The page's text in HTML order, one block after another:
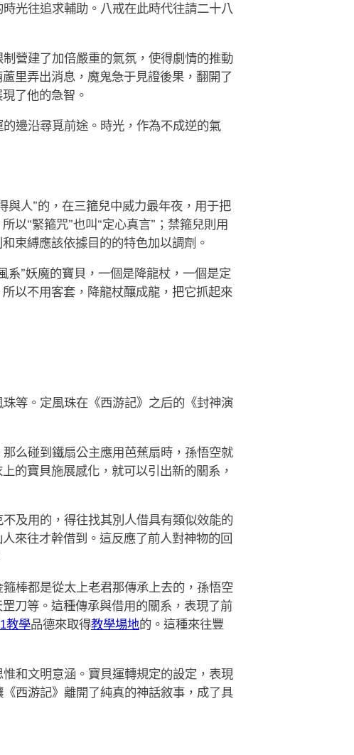
光往追求輔助。八戒在此時代往請二十八
營建了加倍嚴重的氣氛，使得劇情的推動
里弄出消息，魔鬼急于見證後果，翻開了
了他的急智。
邊沿尋覓前途。時光，作為不成逆的氣
與人”的，在三箍兒中威力最年夜，用于把
以“緊箍咒”也叫“定心真言”；禁箍兒則用
束縛應該依據目的的特色加以調劑。
”妖魔的寶貝，一個是降龍杖，一個是定
以不用客套，降龍杖釀成龍，把它抓起來
等。定風珠在《西游記》之后的《封神演
么碰到鐵扇公主應用芭蕉扇時，孫悟空就
的寶貝施展感化，就可以引出新的關系，
及用的，得往找其別人借具有類似效能的
來往才幹借到。這反應了前人對神物的回
棒都是從太上老君那傳承上去的，孫悟空
刀等。這種傳承與借用的關系，表現了前
教學品德來取得教學場地的。這種來往豐
和文明意涵。寶貝運轉規定的設定，表現
西游記》離開了純真的神話敘事，成了具